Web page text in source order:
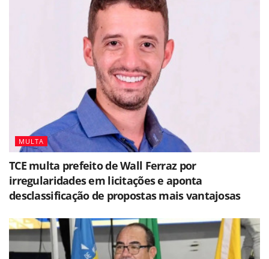
MULTA
TCE multa prefeito de Wall Ferraz por
irregularidades em licitações e aponta
desclassificação de propostas mais vantajosas